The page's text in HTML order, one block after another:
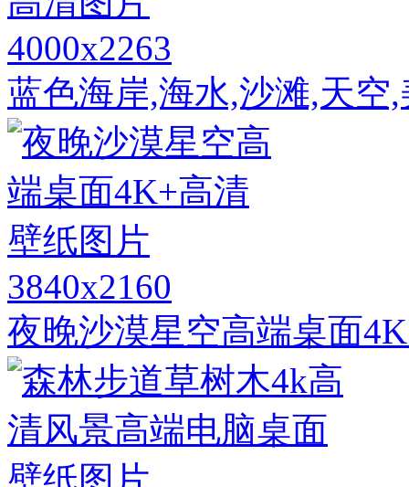
4000x2263
蓝色海岸,海水,沙滩,天空
3840x2160
夜晚沙漠星空高端桌面